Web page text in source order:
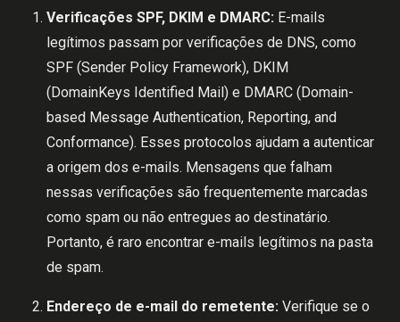
Verificações SPF, DKIM e DMARC: E-mails
legítimos passam por verificações de DNS, como
SPF (Sender Policy Framework), DKIM
(DomainKeys Identified Mail) e DMARC (Domain-
based Message Authentication, Reporting, and
Conformance). Esses protocolos ajudam a autenticar
a origem dos e-mails. Mensagens que falham
nessas verificações são frequentemente marcadas
como spam ou não entregues ao destinatário.
Portanto, é raro encontrar e-mails legítimos na pasta
de spam.
Endereço de e-mail do remetente: Verifique se o